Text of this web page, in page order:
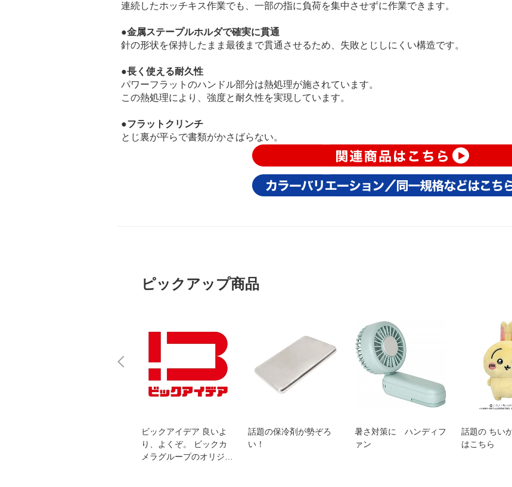
連続したホッチキス作業でも、一部の指に負荷を集中させずに作業できます。
●金属ステープルホルダで確実に貫通
針の形状を保持したまま最後まで貫通させるため、失敗とじしにくい構造です。
●長く使える耐久性
パワーフラットのハンドル部分は熱処理が施されています。
この熱処理により、強度と耐久性を実現しています。
●フラットクリンチ
とじ裏が平らで書類がかさばらない。
ピックアップ商品
ビックアイデア 良いよ
り、よくぞ。 ビックカ
メラグループのオリジナ
話題の保冷剤が勢ぞろ
い！
暑さ対策に ハンディフ
ァン
話題の ちい
はこちら